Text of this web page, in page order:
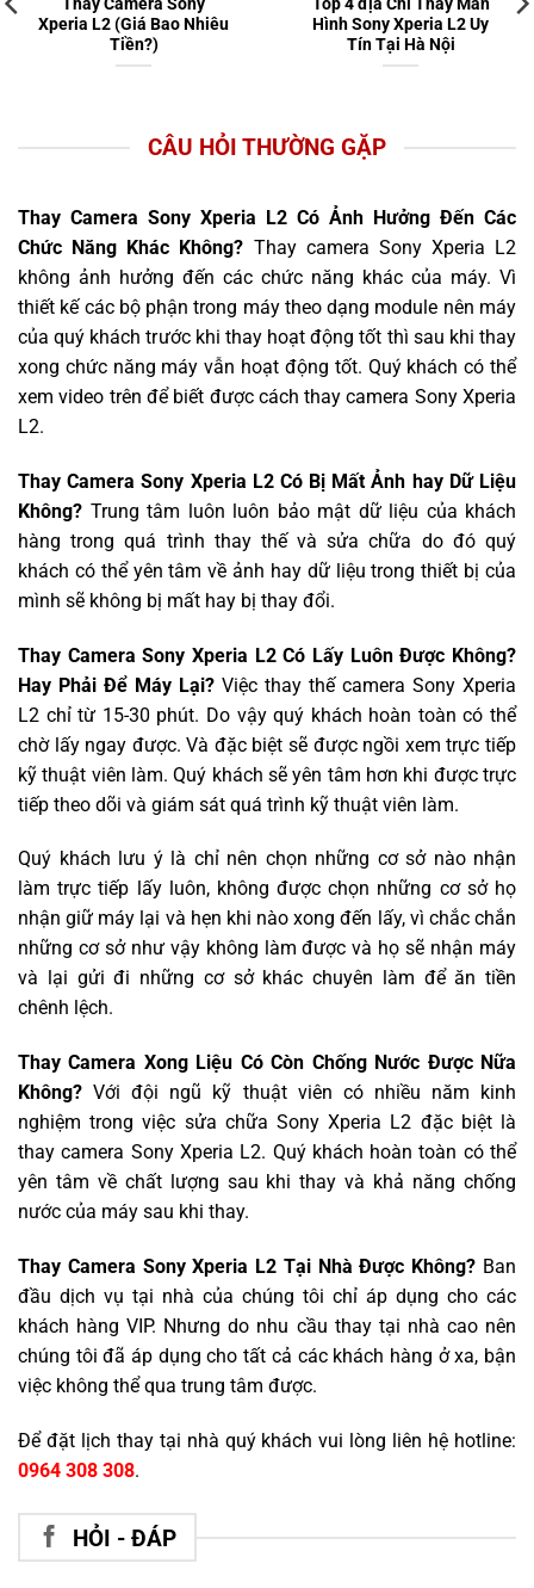
Xperia L2 (Giá Bao Nhiêu
Tiền?)
Hình Sony Xperia L2 Uy
Tín Tại Hà Nội
CÂU HỎI THƯỜNG GẶP
Thay Camera Sony Xperia L2 Có Ảnh Hưởng Đến Các
Chức Năng Khác Không? Thay camera Sony Xperia L2
không ảnh hưởng đến các chức năng khác của máy. Vì
thiết kế các bộ phận trong máy theo dạng module nên máy
của quý khách trước khi thay hoạt động tốt thì sau khi thay
xong chức năng máy vẫn hoạt động tốt. Quý khách có thể
xem video trên để biết được cách thay camera Sony Xperia
L2.
Thay Camera Sony Xperia L2 Có Bị Mất Ảnh hay Dữ Liệu
Không? Trung tâm luôn luôn bảo mật dữ liệu của khách
hàng trong quá trình thay thế và sửa chữa do đó quý
khách có thể yên tâm về ảnh hay dữ liệu trong thiết bị của
mình sẽ không bị mất hay bị thay đổi.
Thay Camera Sony Xperia L2 Có Lấy Luôn Được Không?
Hay Phải Để Máy Lại? Việc thay thế camera Sony Xperia
L2 chỉ từ 15-30 phút. Do vậy quý khách hoàn toàn có thể
chờ lấy ngay được. Và đặc biệt sẽ được ngồi xem trực tiếp
kỹ thuật viên làm. Quý khách sẽ yên tâm hơn khi được trực
tiếp theo dõi và giám sát quá trình kỹ thuật viên làm.
Quý khách lưu ý là chỉ nên chọn những cơ sở nào nhận
làm trực tiếp lấy luôn, không được chọn những cơ sở họ
nhận giữ máy lại và hẹn khi nào xong đến lấy, vì chắc chắn
những cơ sở như vậy không làm được và họ sẽ nhận máy
và lại gửi đi những cơ sở khác chuyên làm để ăn tiền
chênh lệch.
Thay Camera Xong Liệu Có Còn Chống Nước Được Nữa
Không? Với đội ngũ kỹ thuật viên có nhiều năm kinh
nghiệm trong việc sửa chữa Sony Xperia L2 đặc biệt là
thay camera Sony Xperia L2. Quý khách hoàn toàn có thể
yên tâm về chất lượng sau khi thay và khả năng chống
nước của máy sau khi thay.
Thay Camera Sony Xperia L2 Tại Nhà Được Không? Ban
đầu dịch vụ tại nhà của chúng tôi chỉ áp dụng cho các
khách hàng VIP. Nhưng do nhu cầu thay tại nhà cao nên
chúng tôi đã áp dụng cho tất cả các khách hàng ở xa, bận
việc không thể qua trung tâm được.
Để đặt lịch thay tại nhà quý khách vui lòng liên hệ hotline:
0964 308 308.
HỎI - ĐÁP